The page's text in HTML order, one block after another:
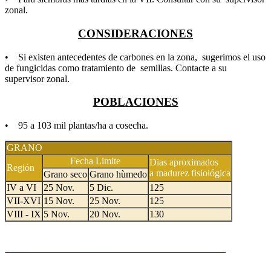
zonal.
CONSIDERACIONES
• Si existen antecedentes de carbones en la zona, sugerimos el uso
de fungicidas como tratamiento de semillas. Contacte a su
supervisor zonal.
POBLACIONES
• 95 a 103 mil plantas/ha a cosecha.
GRANO
Región
Fecha Limite
Dias aproximados
a madurez fisiológica
Grano seco Grano hùmedo
IV a VI
25 Nov. 5 Dic.
125
VII-XVI 15 Nov. 25 Nov.
125
VIII - IX 5 Nov. 20 Nov. 130